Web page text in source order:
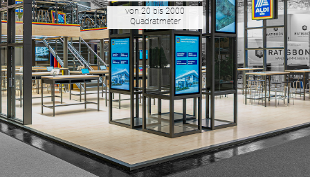
von 20 bis 2000
Quadratmeter